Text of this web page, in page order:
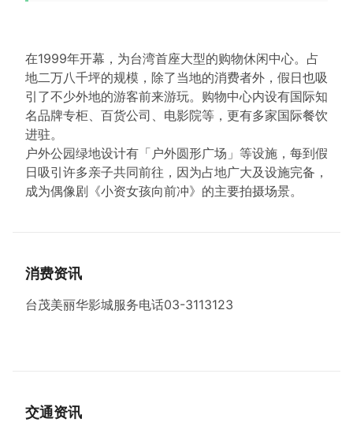
在1999年开幕，为台湾首座大型的购物休闲中心。占
地二万八千坪的规模，除了当地的消费者外，假日也吸
引了不少外地的游客前来游玩。购物中心内设有国际知
名品牌专柜、百货公司、电影院等，更有多家国际餐饮
进驻。
户外公园绿地设计有「户外圆形广场」等设施，每到假
日吸引许多亲子共同前往，因为占地广大及设施完备，
成为偶像剧《小资女孩向前冲》的主要拍摄场景。
消费资讯
台茂美丽华影城服务电话03-3113123
交通资讯